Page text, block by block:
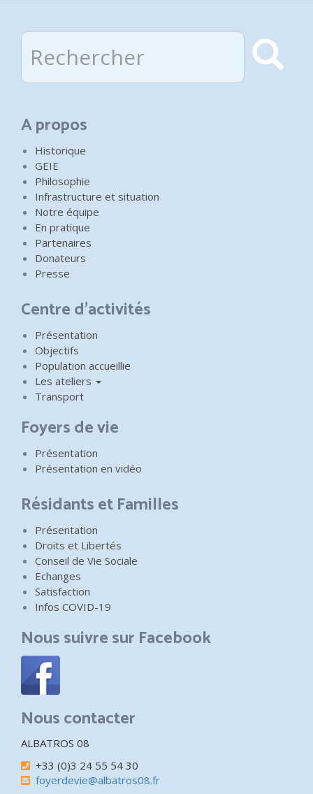
Rechercher
A propos
Historique
GEIE
Philosophie
Infrastructure et situation
Notre équipe
En pratique
Partenaires
Donateurs
Presse
Centre d'activités
Présentation
Objectifs
Population accueillie
Les ateliers
Transport
Foyers de vie
Présentation
Présentation en vidéo
Résidants et Familles
Présentation
Droits et Libertés
Conseil de Vie Sociale
Echanges
Satisfaction
Infos COVID-19
Nous suivre sur Facebook
Nous contacter
ALBATROS 08
+33 (0)3 24 55 54 30
foyerdevie@albatros08.fr